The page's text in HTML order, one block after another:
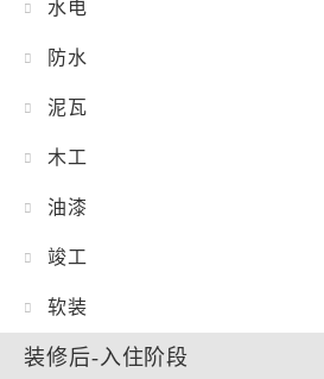
水电
防水
泥瓦
木工
油漆
竣工
软装
装修后-入住阶段